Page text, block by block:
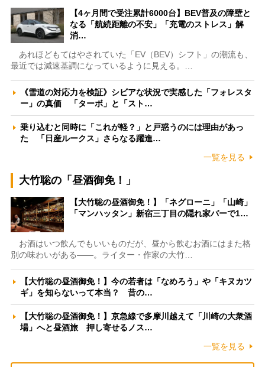
【4ヶ月間で受注累計6000台】BEV普及の障壁と
なる「航続距離の不安」「充電のストレス」解
消…
あれほどもてはやされていた「EV（BEV）シフト」の潮流も、
最近では減速基調になっているように見える。…
《雪道の対応力を検証》シビアな状況で実感した「フォレスタ
ー」の真価 「ターボ」と「スト…
乗り込むと同時に「これが軽？」と戸惑うのには理由があっ
た 「日産ルークス」さらなる躍進…
一覧を見る
大竹聡の「昼酒御免！」
【大竹聡の昼酒御免！】「ネグローニ」「山崎」
「マンハッタン」新宿三丁目の隠れ家バーで1…
お酒はいつ飲んでもいいものだが、昼から飲むお酒にはまた格
別の味わいがある――。ライター・作家の大竹…
【大竹聡の昼酒御免！】今の若者は「なめろう」や「キヌカツ
ギ」を知らないって本当？ 昔の…
【大竹聡の昼酒御免！】京急線で多摩川越えて「川崎の大衆酒
場」へと昼酒旅 押し寄せるノス…
一覧を見る